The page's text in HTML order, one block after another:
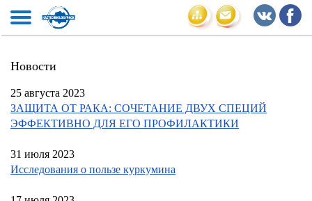
Новости
25 августа 2023
ЗАЩИТА ОТ РАКА: СОЧЕТАНИЕ ДВУХ СПЕЦИЙ
ЭФФЕКТИВНО ДЛЯ ЕГО ПРОФИЛАКТИКИ
31 июля 2023
Исследования о пользе куркумина